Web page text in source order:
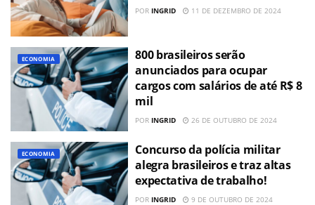
POR INGRID 11 DE DEZEMBRO DE 2024
ECONOMIA
800 brasileiros serão
anunciados para ocupar
cargos com salários de até R$ 8
mil
POR INGRID 26 DE OUTUBRO DE 2024
ECONOMIA
Concurso da polícia militar
alegra brasileiros e traz altas
expectativa de trabalho!
POR INGRID 9 DE OUTUBRO DE 2024